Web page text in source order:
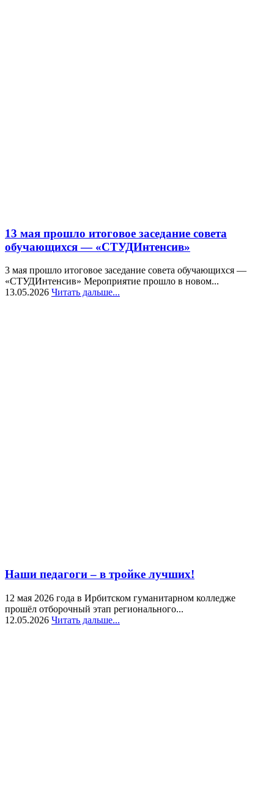
13 мая прошло итоговое заседание совета
обучающихся — «СТУДИнтенсив»
3 мая прошло итоговое заседание совета обучающихся —
«СТУДИнтенсив» Мероприятие прошло в новом...
13.05.2026 Читать дальше...
Наши педагоги – в тройке лучших!
12 мая 2026 года в Ирбитском гуманитарном колледже
прошёл отборочный этап регионального...
12.05.2026 Читать дальше...